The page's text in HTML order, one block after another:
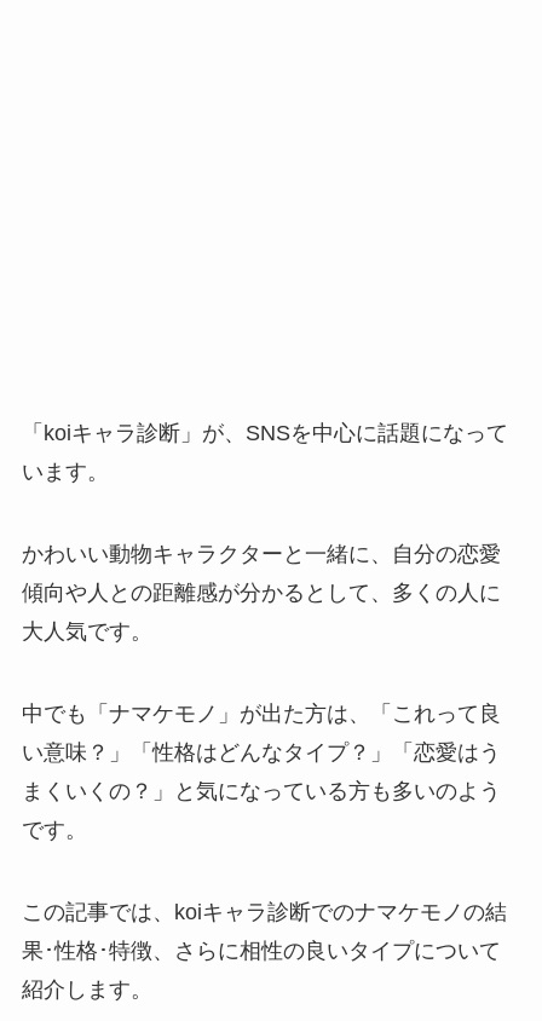
「koiキャラ診断」が、SNSを中心に話題になって
います。
かわいい動物キャラクターと一緒に、自分の恋愛
傾向や人との距離感が分かるとして、多くの人に
大人気です。
中でも「ナマケモノ」が出た方は、「これって良
い意味？」「性格はどんなタイプ？」「恋愛はう
まくいくの？」と気になっている方も多いのよう
です。
この記事では、koiキャラ診断でのナマケモノの結
果･性格･特徴、さらに相性の良いタイプについて
紹介します。